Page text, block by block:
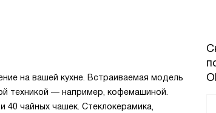
на вашей кухне. Встраиваемая модель
техникой — например, кофемашиной.
чайных чашек. Стеклокерамика,